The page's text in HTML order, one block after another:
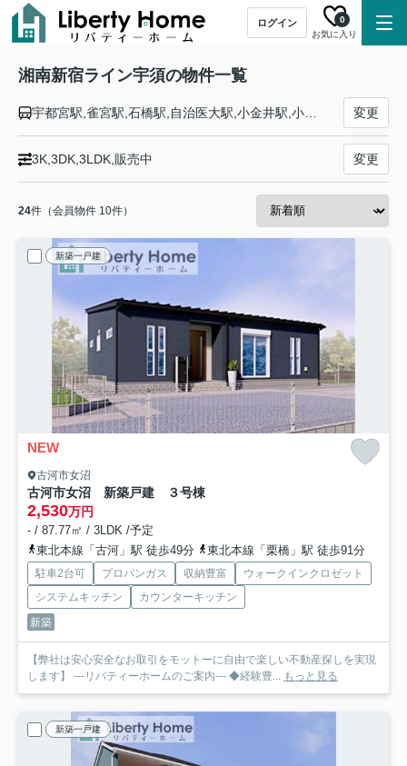
ログイン
お気に入り
0
湘南新宿ライン宇須の物件一覧
変更
3K,3DK,3LDK,販売中 変更
24件（会員物件 10件）
新築一戸建
NEW
古河市女沼
古河市女沼 新築戸建 ３号棟
2,530万円
- / 87.77㎡ / 3LDK /予定
東北本線「古河」駅 徒歩49分
東北本線「栗橋」駅 徒歩91分
駐車2台可 プロパンガス 収納豊富
ウォークインクロゼット
システムキッチン
カウンターキッチン
新築
【弊社は安心安全なお取引をモットーに自由で楽しい不動産探しを実現
します】 ---リバティーホームのご案内--- ◆経験豊... もっと見る
新築一戸建